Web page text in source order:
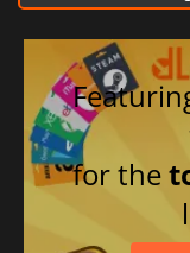
for the